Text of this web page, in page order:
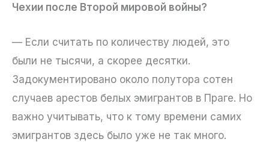
Чехии после Второй мировой войны?
— Если считать по количеству людей, это
были не тысячи, а скорее десятки.
Задокументировано около полутора сотен
случаев арестов белых эмигрантов в Праге. Но
важно учитывать, что к тому времени самих
эмигрантов здесь было уже не так много.